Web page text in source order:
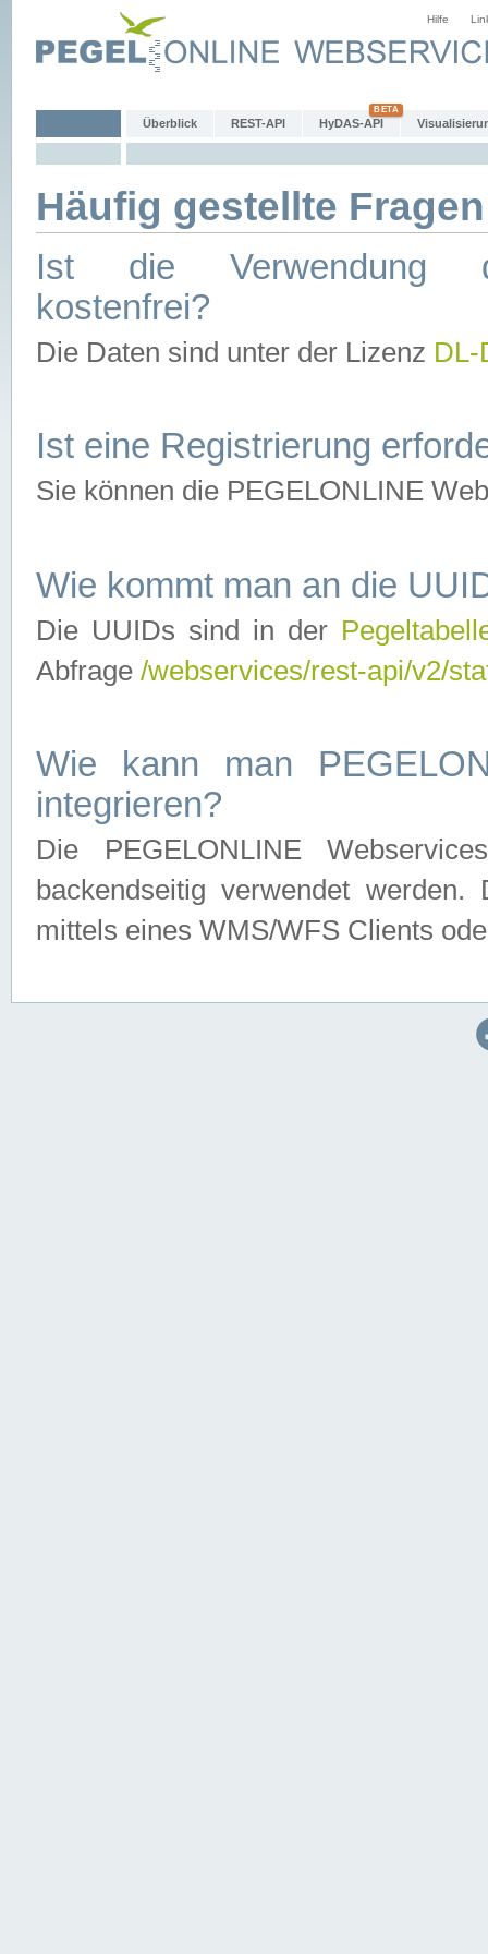
Hilfe
Überblick REST-API HyDAS-API
Häufig gestellte
Ist die Verwendung
kostenfrei?
Die Daten sind unter der Lizenz
Ist eine Registrierung
Sie können die PEGELONLINE
Wie kommt man an die
Die UUIDs sind in der
Abfrage /webservices/rest-api/v2/
Wie kann man
integrieren?
Die PEGELONLINE
backendseitig verwendet
mittels eines WMS/WFS Clients